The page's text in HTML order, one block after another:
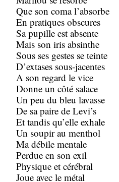
Que son coma l’absorbe
En pratiques obscures
Sa pupille est absente
Mais son iris absinthe
Sous ses gestes se teinte
D’extases sous-jacentes
A son regard le vice
Donne un côté salace
Un peu du bleu lavasse
De sa paire de Levi’s
Et tandis qu’elle exhale
Un soupir au menthol
Ma débile mentale
Perdue en son exil
Physique et cérébral
Joue avec le métal